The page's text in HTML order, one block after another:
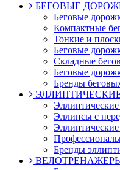
БЕГОВЫЕ
Беговые
Компактные
Тонкие и
Беговые
Складные
Беговые
Бренды
Эллипсы с
Бренды